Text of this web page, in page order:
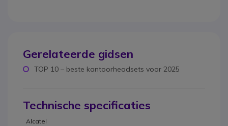
Gerelateerde gidsen
TOP 10 – beste kantoorheadsets voor 2025
Technische specificaties
Alcatel